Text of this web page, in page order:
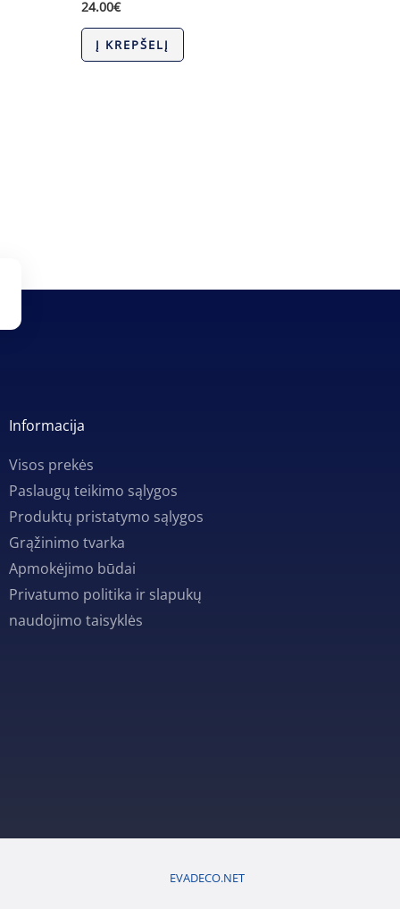
24.00€
Į KREPŠELĮ
Informacija
Visos prekės
Paslaugų teikimo sąlygos
Produktų pristatymo sąlygos
Grąžinimo tvarka
Apmokėjimo būdai
Privatumo politika ir slapukų
naudojimo taisyklės
EVADECO.NET